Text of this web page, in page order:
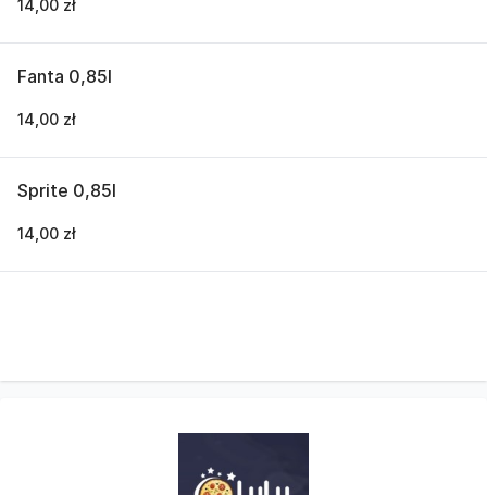
14,00 zł
Fanta 0,85l
14,00 zł
Sprite 0,85l
14,00 zł